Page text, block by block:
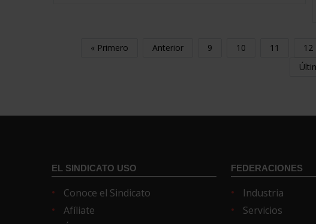
« Primero Anterior 9 10 11 12
EL SINDICATO USO
Conoce el Sindicato
Afíliate
FEDERACIONES
Industria
Servicios